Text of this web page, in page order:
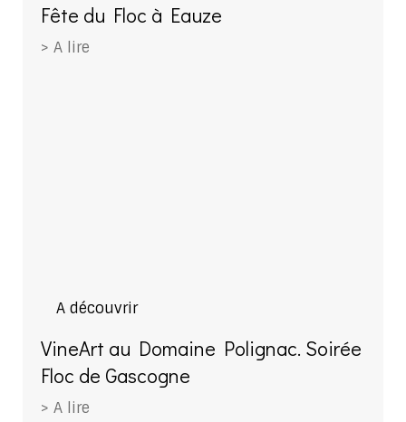
Fête du Floc à Eauze
> A lire
A découvrir
VineArt au Domaine Polignac. Soirée
Floc de Gascogne
> A lire